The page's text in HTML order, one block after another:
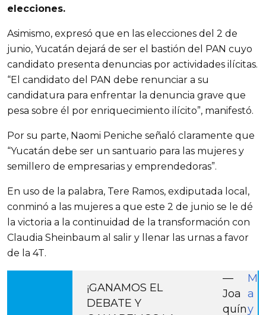
elecciones.
Asimismo, expresó que en las elecciones del 2 de
junio, Yucatán dejará de ser el bastión del PAN cuyo
candidato presenta denuncias por actividades ilícitas.
“El candidato del PAN debe renunciar a su
candidatura para enfrentar la denuncia grave que
pesa sobre él por enriquecimiento ilícito”, manifestó.
Por su parte, Naomi Peniche señaló claramente que
“Yucatán debe ser un santuario para las mujeres y
semillero de empresarias y emprendedoras”.
En uso de la palabra, Tere Ramos, exdiputada local,
conminó a las mujeres a que este 2 de junio se le dé
la victoria a la continuidad de la transformación con
Claudia Sheinbaum al salir y llenar las urnas a favor
de la 4T.
¡GANAMOS EL
DEBATE Y
—
Joa
quín
M
a
y